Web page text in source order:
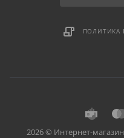
ПОЛИТИКА
2026 © Интернет-